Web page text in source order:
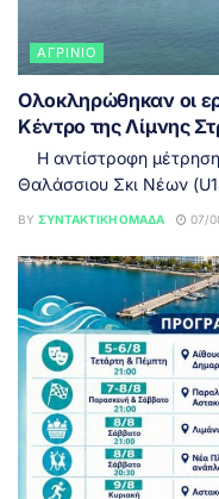
ΑΓΡΊΝΙΟ
Ολοκληρώθηκαν οι
Κέντρο της Λίμνης
Η αντίστροφη
Θαλάσσιου Σκι Νέων
BY ΣΥΝΤΑΚΤΙΚΉ ΟΜΆΔΑ 07/